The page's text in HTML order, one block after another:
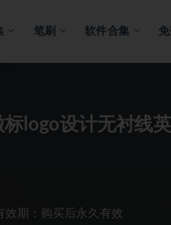
笔刷 软件合集
logo设计无衬线
效期：购买后永久有效